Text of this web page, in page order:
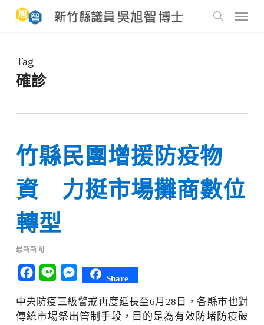
main
Menu
Tag
確診
竹縣民團增援防疫物
資 力挺市場攤商數位
轉型
最新新聞
Facebook
Line Messenger
Share
中央防疫三級警戒再度延長至6月28日，各縣市也對
傳統市場祭出管制手段，目的是為有效防堵防疫破